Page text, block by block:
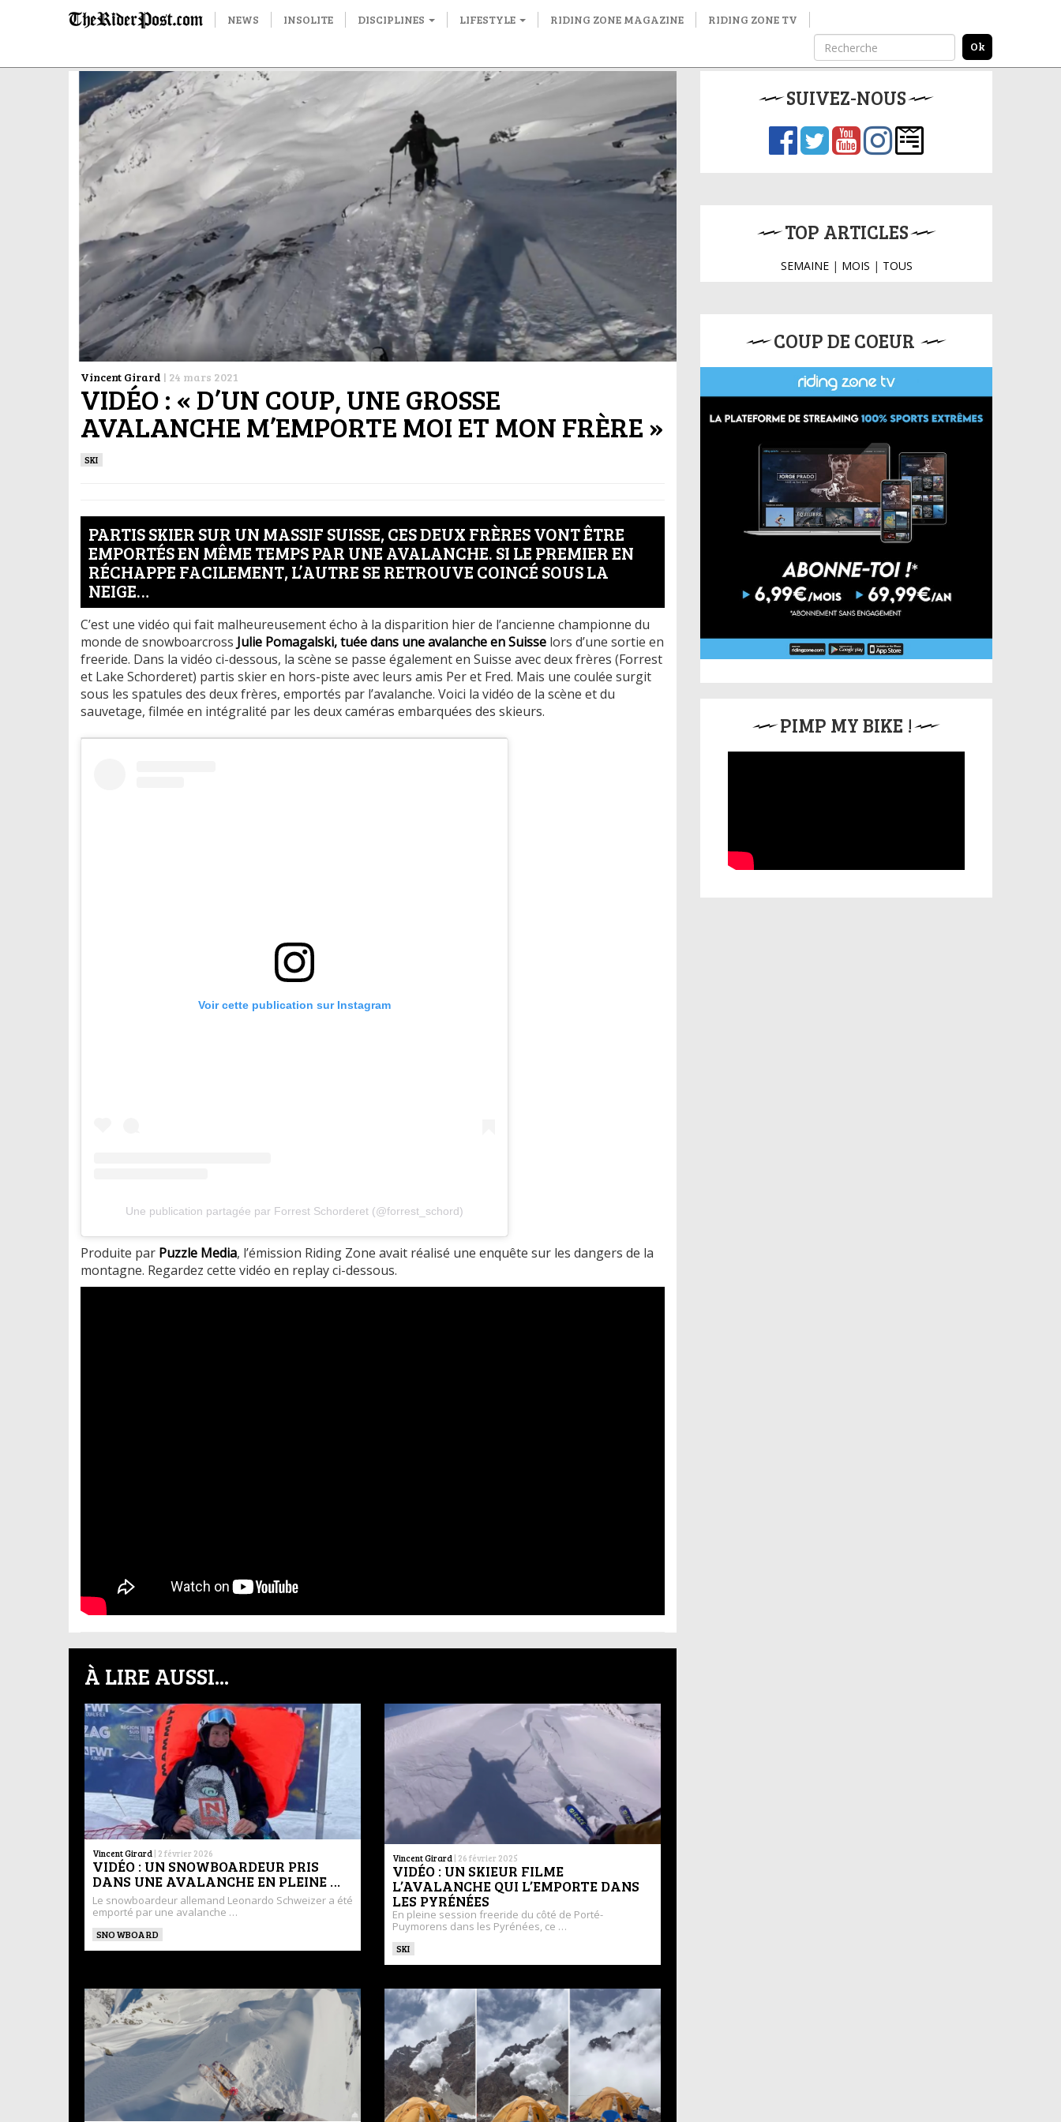
NEWS INSOLITE DISCIPLINES LIFESTYLE RIDING ZONE MAGAZINE RIDING ZONE TV
Vincent Girard | 24 mars 2021
VIDÉO : « D’UN COUP, UNE GROSSE
AVALANCHE M’EMPORTE MOI ET MON FRÈRE »
SKI
PARTIS SKIER SUR UN MASSIF SUISSE, CES DEUX FRÈRES VONT ÊTRE
EMPORTÉS EN MÊME TEMPS PAR UNE AVALANCHE. SI LE PREMIER EN
RÉCHAPPE FACILEMENT, L’AUTRE SE RETROUVE COINCÉ SOUS LA
NEIGE…
C’est une vidéo qui fait malheureusement écho à la disparition hier de l’ancienne championne du
monde de snowboarcross Julie Pomagalski, tuée dans une avalanche en Suisse lors d’une sortie en
freeride. Dans la vidéo ci-dessous, la scène se passe également en Suisse avec deux frères (Forrest
et Lake Schorderet) partis skier en hors-piste avec leurs amis Per et Fred. Mais une coulée surgit
sous les spatules des deux frères, emportés par l’avalanche. Voici la vidéo de la scène et du
sauvetage, filmée en intégralité par les deux caméras embarquées des skieurs.
Voir cette publication sur Instagram
Une publication partagée par Forrest Schorderet (@forrest_schord)
Produite par Puzzle Media, l’émission Riding Zone avait réalisé une enquête sur les dangers de la
montagne. Regardez cette vidéo en replay ci-dessous.
À LIRE AUSSI...
Vincent Girard | 2 février 2026
VIDÉO : UN SNOWBOARDEUR PRIS
DANS UNE AVALANCHE EN PLEINE …
Le snowboardeur allemand Leonardo Schweizer a été
emporté par une avalanche …
SNOWBOARD
Vincent Girard | 26 février 2025
VIDÉO : UN SKIEUR FILME
L’AVALANCHE QUI L’EMPORTE DANS
LES PYRÉNÉES
En pleine session freeride du côté de Porté-
Puymorens dans les Pyrénées, ce …
SKI
SUIVEZ-NOUS
TOP ARTICLES
SEMAINE| MOIS | TOUS
COUP DE COEUR
PIMP MY BIKE !